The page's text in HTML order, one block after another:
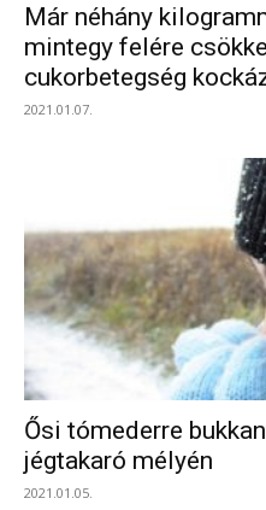
Már néhány
mintegy felére
cukorbetegség
2021.01.07.
Ősi tómederre
jégtakaró mélyén
2021.01.05.